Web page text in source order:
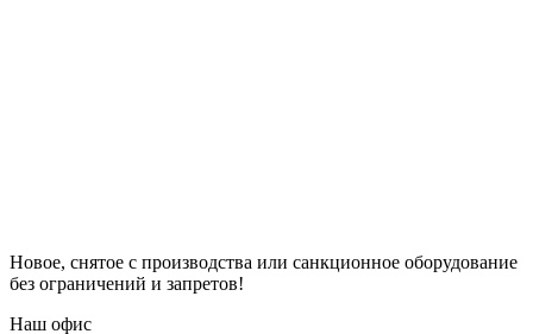
Новое, снятое с производства или санкционное оборудование
без ограничений и запретов!
Наш офис